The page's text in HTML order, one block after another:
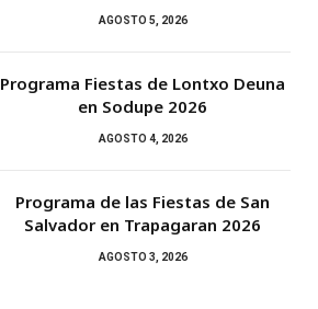
AGOSTO 5, 2026
Programa Fiestas de Lontxo Deuna
en Sodupe 2026
AGOSTO 4, 2026
Programa de las Fiestas de San
Salvador en Trapagaran 2026
AGOSTO 3, 2026